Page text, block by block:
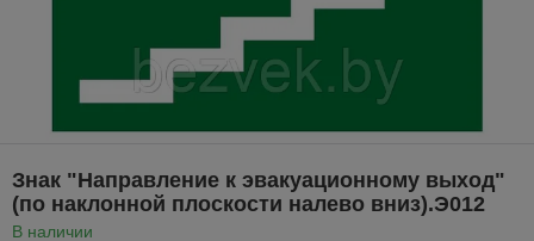
Знак "Направление к эвакуационному выход"
(по наклонной плоскости налево вниз).Э012
В наличии